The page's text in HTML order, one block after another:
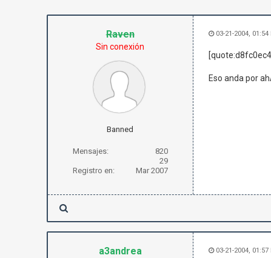
Raven
Sin conexión
Banned
Mensajes:
820
29
Registro en:
Mar 2007
03-21-2004, 01:54
Eso anda por
a3andrea 03-21-2004, 01:57